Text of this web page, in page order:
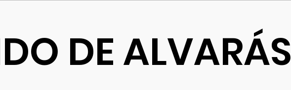
DE ALVARÁS